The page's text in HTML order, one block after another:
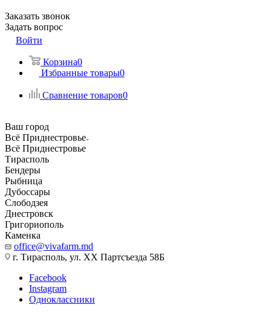
Заказать звонок
Задать вопрос
Войти
Корзина0
Избранные товары0
Сравнение товаров0
Ваш город
Всё Приднестровье
Всё Приднестровье
Тирасполь
Бендеры
Рыбница
Дубоссары
Слободзея
Днестровск
Григориополь
Каменка
office@vivafarm.md
г. Тирасполь, ул. ХХ Партсъезда 58Б
Facebook
Instagram
Одноклассники